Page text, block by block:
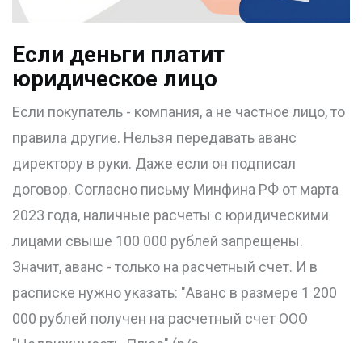
Если деньги платит
юридическое лицо
Если покупатель - компания, а не частное лицо, то
правила другие. Нельзя передавать аванс
директору в руки. Даже если он подписал
договор. Согласно письму Минфина РФ от марта
2023 года, наличные расчеты с юридическими
лицами свыше 100 000 рублей запрещены.
Значит, аванс - только на расчетный счет. И в
расписке нужно указать: "Аванс в размере 1 200
000 рублей получен на расчетный счет ООО